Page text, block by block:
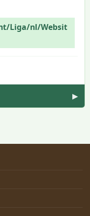
Liga/nl/Websit
▶